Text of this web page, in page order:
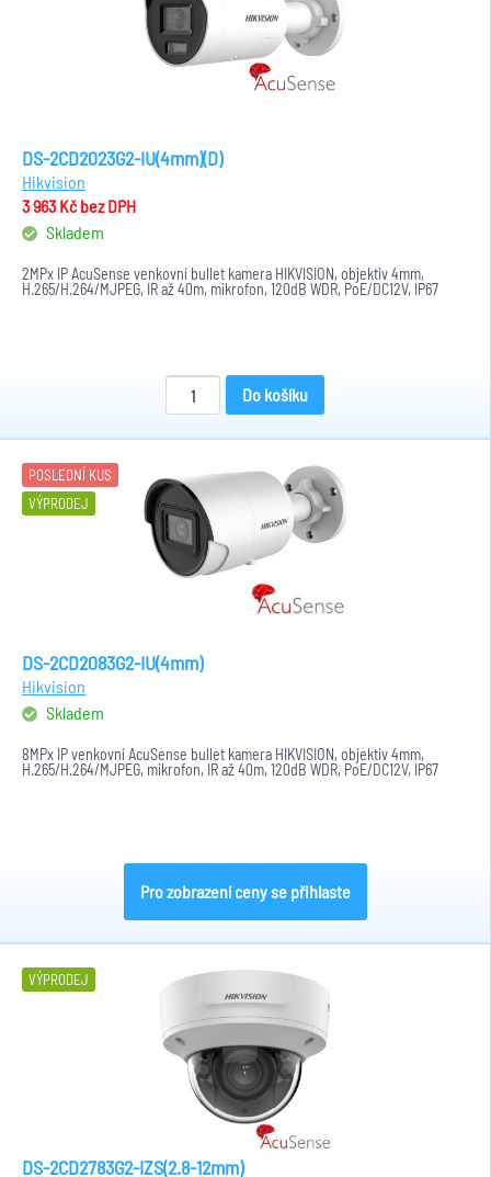
DS-2CD2023G2-IU(4mm)(D)
Hikvision
3 963 Kčbez DPH
Skladem
2MPx IP AcuSense venkovní bullet kamera HIKVISION, objektiv 4mm,
H.265/H.264/MJPEG, IR až 40m, mikrofon, 120dB WDR, PoE/DC12V, IP67
Do košíku
POSLEDNÍ KUS
VÝPRODEJ
DS-2CD2083G2-IU(4mm)
Hikvision
Skladem
8MPx IP venkovní AcuSense bullet kamera HIKVISION, objektiv 4mm,
H.265/H.264/MJPEG, mikrofon, IR až 40m, 120dB WDR, PoE/DC12V, IP67
Pro zobrazení ceny se přihlaste
VÝPRODEJ
DS-2CD2783G2-IZS(2.8-12mm)